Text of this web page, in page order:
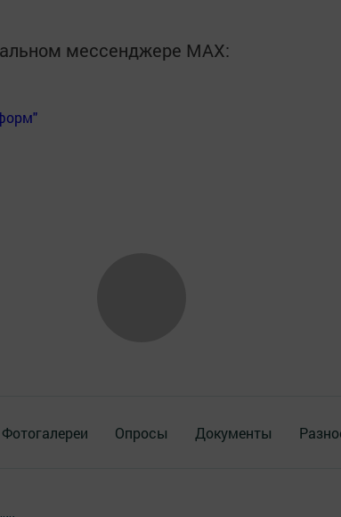
мессенджере MАХ:
Фотогалереи Опросы Документы